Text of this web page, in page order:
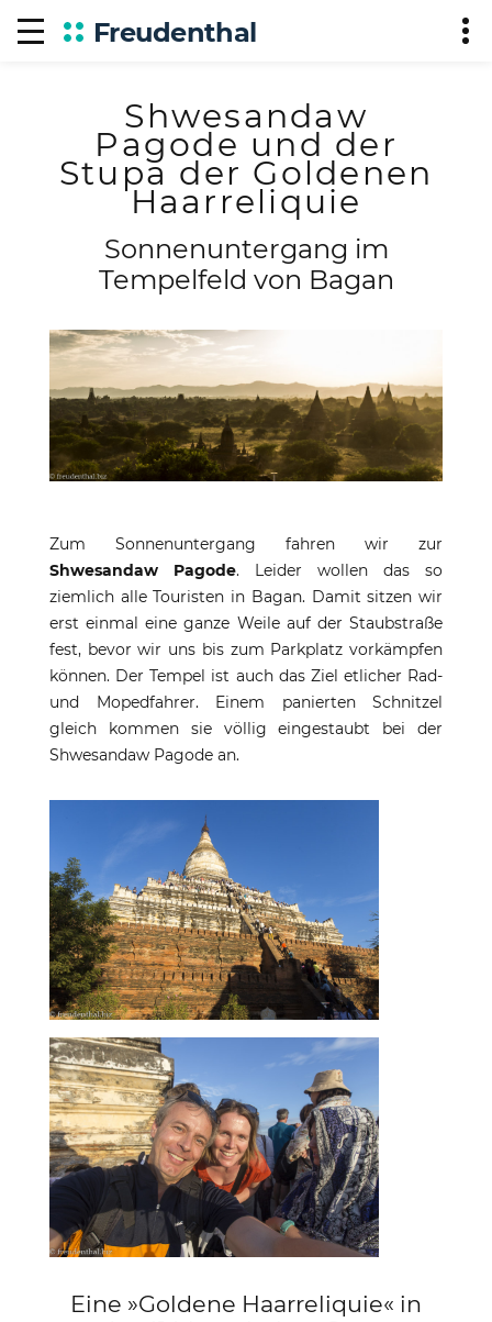
Freudenthal
Shwesandaw
Pagode und der
Stupa der Goldenen
Haarreliquie
Sonnenuntergang im
Tempelfeld von Bagan
Zum Sonnenuntergang fahren wir zur
Shwesandaw Pagode. Leider wollen das so
ziemlich alle Touristen in Bagan. Damit sitzen wir
erst einmal eine ganze Weile auf der Staubstraße
fest, bevor wir uns bis zum Parkplatz vorkämpfen
können. Der Tempel ist auch das Ziel etlicher Rad-
und Mopedfahrer. Einem panierten Schnitzel
gleich kommen sie völlig eingestaubt bei der
Shwesandaw Pagode an.
Eine »Goldene Haarreliquie« in